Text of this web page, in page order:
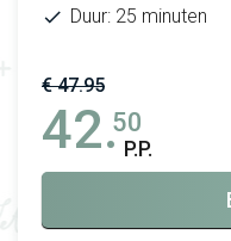
Duur: 25 minuten
€ 47.95
42.50
P.P.